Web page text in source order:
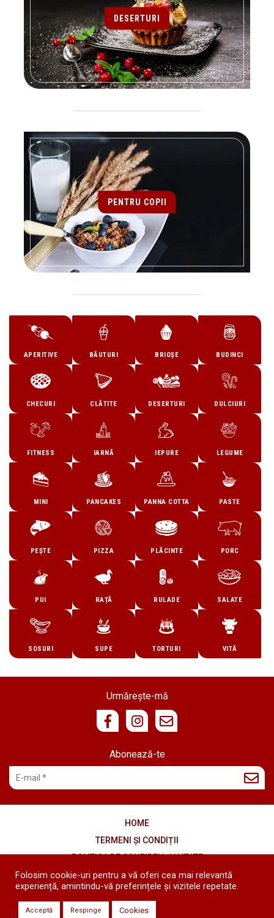
DESERTURI
APERITIVE BĂUTURI BRIOȘE BUDINCI
CHECURI CLĂTITE DESERTURI DULCIURI
FITNESS IARNĂ IEPURE LEGUME
MINI PANCAKES PANNA COTTA PASTE
PEȘTE PIZZA PLĂCINTE PORC
PUI RAȚĂ RULADE SALATE
SOSURI SUPE TORTURI VITĂ
PENTRU COPII
Abonează-te
Urmărește-mă
HOME
TERMENI ȘI CONDIȚII
POLITICA DE CONFIDENȚIALITATE
COOKIES
Copyright © 2020 - 2026 Diana's Kitchen - Toate drepturile
Folosim cookie-uri pentru a vă oferi cea mai relevantă
experiență, amintindu-vă preferințele și vizitele repetate.
Acceptă Respinge Cookies